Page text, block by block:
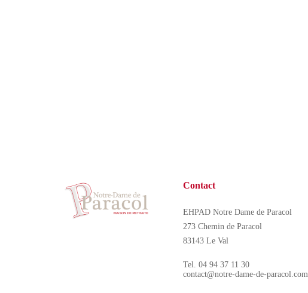
Contact
EHPAD Notre Dame de Paracol
273 Chemin de Paracol
83143 Le Val
Tel. 04 94 37 11 30
contact@notre-dame-de-paracol.com